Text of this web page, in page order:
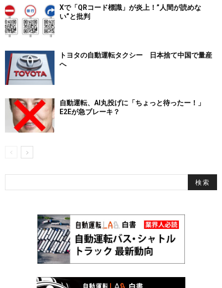
Xで「QRコード標識」が炎上！”人間が読めな
い”と批判
トヨタの自動運転タクシー 日本捨て中国で量産
へ
自動運転、AI丸投げに「ちょっと待ったー！」
E2Eが急ブレーキ？